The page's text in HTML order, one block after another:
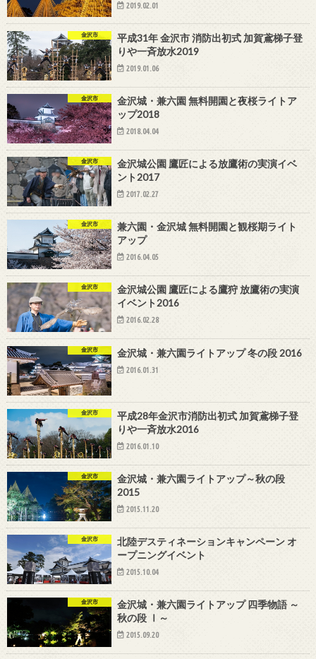
2019.02.01
金沢市
平成31年 金沢市 消防出初式 加賀鳶梯子登
りや一斉放水2019
2019.01.06
金沢市
金沢城・兼六園 無料開園と夜桜ライトア
ップ2018
2018.04.04
金沢市
金沢城公園 鷹匠による放鷹術の実演イベ
ント2017
2017.02.27
金沢市
兼六園・金沢城 無料開園と観桜期ライト
アップ
2016.04.05
金沢市
金沢城公園 鷹匠による鷹狩 放鷹術の実演
イベント2016
2016.02.28
金沢市 金沢城・兼六園ライトアップ 冬の段 2016
2016.01.31
金沢市
平成28年金沢市消防出初式 加賀鳶梯子登
りや一斉放水2016
2016.01.10
金沢市
金沢城・兼六園ライトアップ～秋の段
2015
2015.11.20
金沢市
北陸デスティネーションキャンペーン オ
ープニングイベント
2015.10.04
金沢市
金沢城・兼六園ライトアップ 四季物語 ～
秋の段 Ⅰ～
2015.09.20